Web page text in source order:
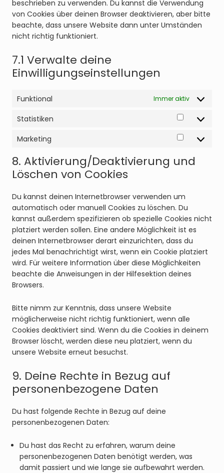
beschrieben zu verwenden. Du kannst die Verwendung
von Cookies über deinen Browser deaktivieren, aber bitte
beachte, dass unsere Website dann unter Umständen
nicht richtig funktioniert.
7.1 Verwalte deine
Einwilligungseinstellungen
Funktional Immer aktiv
Statistiken
Marketing
Marketing
8. Aktivierung/Deaktivierung und
Löschen von Cookies
Du kannst deinen Internetbrowser verwenden um
automatisch oder manuell Cookies zu löschen. Du
kannst außerdem spezifizieren ob spezielle Cookies nicht
platziert werden sollen. Eine andere Möglichkeit ist es
deinen Internetbrowser derart einzurichten, dass du
jedes Mal benachrichtigt wirst, wenn ein Cookie platziert
wird. Für weitere Information über diese Möglichkeiten
beachte die Anweisungen in der Hilfesektion deines
Browsers.
Bitte nimm zur Kenntnis, dass unsere Website
möglicherweise nicht richtig funktioniert, wenn alle
Cookies deaktiviert sind. Wenn du die Cookies in deinem
Browser löscht, werden diese neu platziert, wenn du
unsere Website erneut besuchst.
9. Deine Rechte in Bezug auf
personenbezogene Daten
Du hast folgende Rechte in Bezug auf deine
personenbezogenen Daten:
Du hast das Recht zu erfahren, warum deine
personenbezogenen Daten benötigt werden, was
damit passiert und wie lange sie aufbewahrt werden.